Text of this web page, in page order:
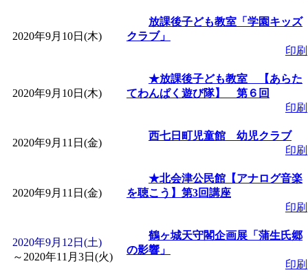
みなづる号乗車体
」
2020年9月10日(木)
放課後子ども教室「学園キッズ
クラブ」
印刷
2020年9月10日(木)
★放課後子ども教室 【あらた
てわんぱく遊び隊】 第６回
印刷
2020年9月11日(金)
西七日町児童館 幼児クラブ
印刷
2020年9月11日(金)
★北会津公民館【アナログ音楽
を聴こう】第3回講座
印刷
2020年9月12日(土)
～ 2020年11月3日(火)
鶴ヶ城天守閣企画展「蒲生氏郷
の影響」
印刷